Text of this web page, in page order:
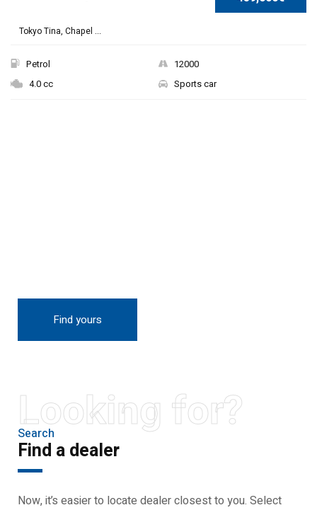
Tokyo Tina, Chapel ...
Petrol
12000
4.0 cc
Sports car
Find yours
Looking for?
Search
Find a dealer
Now, it’s easier to locate dealer closest to you. Select